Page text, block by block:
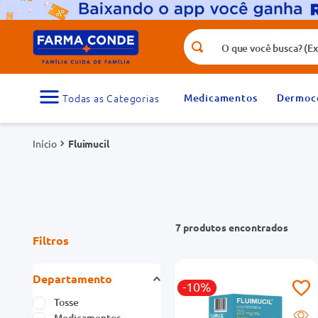
O que você busca? (Ex.: vitamina,
Medicamentos
Fluimucil
Filtros
Departamento
Tosse
7 produtos
-10%
Termos mais buscados
1
medicamento